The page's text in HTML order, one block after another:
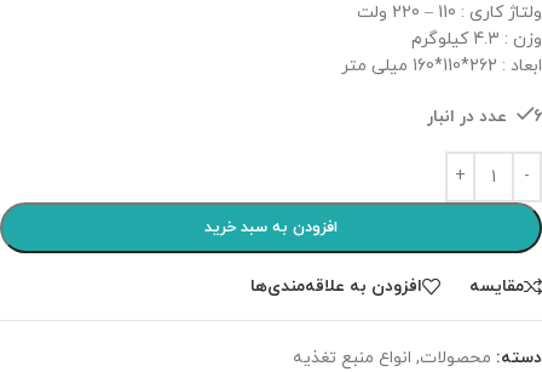
ولتاژ کاری : 110 – 220 ولت
وزن : 4.3 کیلوگرم
ابعاد : 262*110*160 میلی متر
6 عدد در انبار
افزودن به سبد خرید
مقایسه افزودن به علاقه‌مندی‌ها
دسته: محصولات, انواع منبع تغذیه